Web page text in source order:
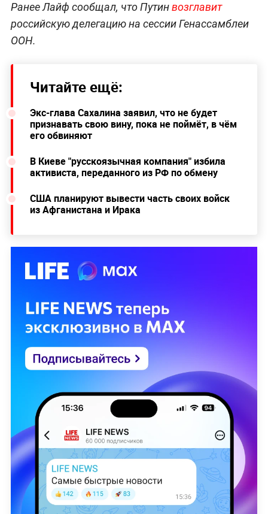
Ранее Лайф сообщал, что Путинвозглавит
российскую делегацию на сессии Генассамблеи
ООН.
Читайте ещё:
Экс-глава Сахалина заявил, что не будет
признавать свою вину, пока не поймёт, в чём
его обвиняют
В Киеве "русскоязычная компания" избила
активиста, переданного из РФ по обмену
США планируют вывести часть своих войск
из Афганистана и Ирака